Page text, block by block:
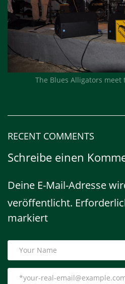
The Blues Alligators meet
RECENT COMMENTS
Schreibe einen
Deine E-Mail-Adresse
veröffentlicht.
markiert